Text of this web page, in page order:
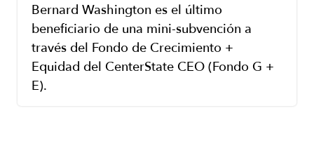
Bernard Washington es el último
beneficiario de una mini-subvención a
través del Fondo de Crecimiento +
Equidad del CenterState CEO (Fondo G +
E).